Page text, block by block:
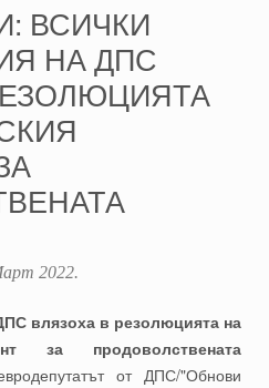
ВСИЧКИ
НА ДПС
2022.
влязоха в резолюцията на
за продоволствената
от ДПС/"Обнови